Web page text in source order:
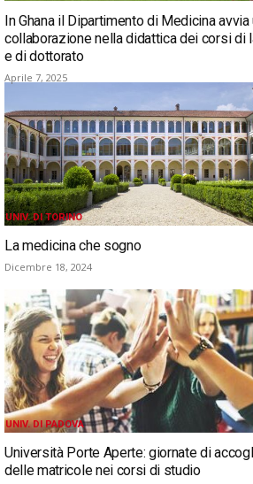
In Ghana il Dipartimento di Medicina avvia
collaborazione nella didattica dei corsi di
e di dottorato
Aprile 7, 2025
UNIV. DI TORINO
La medicina che sogno
Dicembre 18, 2024
UNIV. DI PADOVA
Università Porte Aperte: giornate di
delle matricole nei corsi di studio